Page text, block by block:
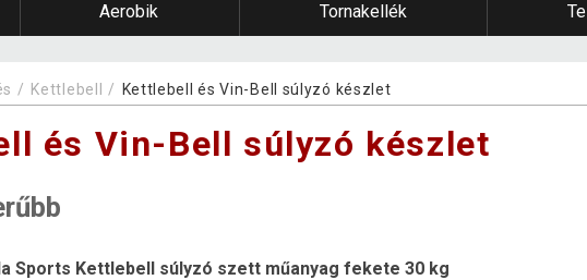
Aerobik Tornakellék
Kettlebell Kettlebell és Vin-Bell súlyzó készlet
és Vin-Bell súlyzó készlet
Sports Kettlebell súlyzó szett műanyag fekete 30 kg